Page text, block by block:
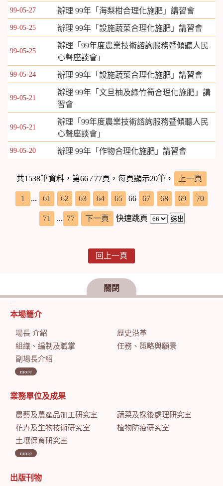
99-05-27 辦理 99年「海梨柑合理化施肥」講習會
99-05-25 辦理 99年「設施蔬菜合理化施肥」講習會
99-05-25
辦理「99年度農業技術諮詢服務暨傾聽人民
心聲座談會」
99-05-24 辦理 99年「設施蔬菜合理化施肥」講習會
99-05-21
辦理 99年「文旦柚及綠竹筍合理化施肥」講
習會
99-05-21
辦理「99年度農業技術諮詢服務暨傾聽人民
心聲座談會」
99-05-20 辦理 99年「作物合理化施肥」講習會
共1538筆資料，第66/77頁，每頁顯示20筆， 上一頁
1 ... 61 62 63 64 65 66 67 68 69 70
71 ... 77 下一頁 快速跳頁
回上一頁
關閉
:::
本場簡介
場長 介紹
歷史沿革
組織、編制及職掌
任務、策略與願景
副場長介紹
more
業務單位及成果
農藝及農產品加工研究室
蔬菜及採後處理研究室
花卉及生物技術研究室
植物防疫研究室
土壤保育研究室
more
出版刊物